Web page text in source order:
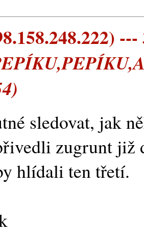
---
sledovat, jak
zugrunt již
hlídali ten třetí.